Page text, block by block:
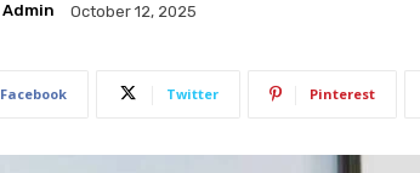
Admin October 12, 2025
Facebook Twitter Pinterest